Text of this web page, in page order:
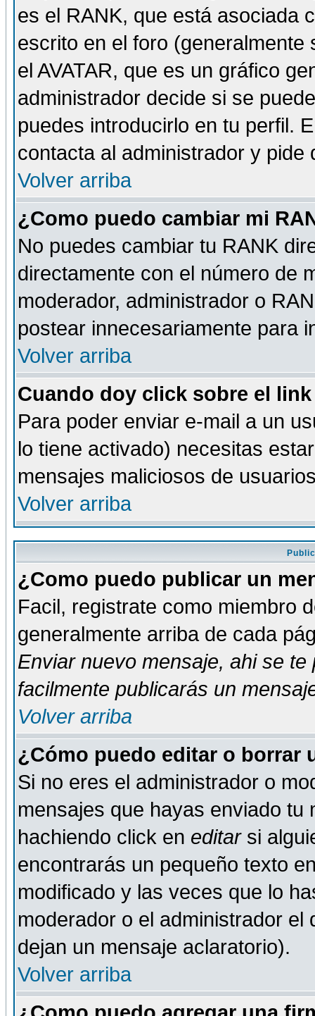
es el RANK, que está asociada
escrito en el foro
el AVATAR, que es un gráfico
administrador decide si se
puedes introducirlo en tu perfil.
contacta al administrador y
Volver arriba
¿Como puedo cambiar mi
No puedes cambiar tu RANK
directamente con el número de
moderador, administrador o
postear innecesariamente para
Volver arriba
Cuando doy click sobre el
Para poder enviar e-mail a un
lo tiene activado) necesitas
mensajes maliciosos de
Volver arriba
¿Como puedo publicar un
Facil, registrate como miembro
generalmente arriba de cada
Enviar nuevo mensaje, ahi se te
facilmente publicarás un
Volver arriba
¿Cómo puedo editar o borrar
Si no eres el administrador o
mensajes que hayas enviado tu
hachiendo click en editarsi
encontrarás un pequeño texto
modificado y las veces que lo
moderador o el administrador
dejan un mensaje aclaratorio).
Volver arriba